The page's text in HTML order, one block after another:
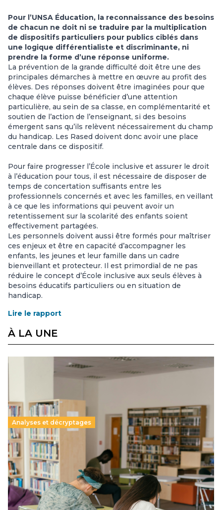
Pour l’UNSA Éducation, la reconnaissance des besoins
de chacun ne doit ni se traduire par la multiplication
de dispositifs particuliers pour publics ciblés dans
une logique différentialiste et discriminante, ni
prendre la forme d’une réponse uniforme.
La prévention de la grande difficulté doit être une des
principales démarches à mettre en œuvre au profit des
élèves. Des réponses doivent être imaginées pour que
chaque élève puisse bénéficier d’une attention
particulière, au sein de sa classe, en complémentarité et
soutien de l’action de l’enseignant, si des besoins
émergent sans qu’ils relèvent nécessairement du champ
du handicap. Les Rased doivent donc avoir une place
centrale dans ce dispositif.
Pour faire progresser l’École inclusive et assurer le droit
à l’éducation pour tous, il est nécessaire de disposer de
temps de concertation suffisants entre les
professionnels concernés et avec les familles, en veillant
à ce que les informations qui peuvent avoir un
retentissement sur la scolarité des enfants soient
effectivement partagées.
Les personnels doivent aussi être formés pour maîtriser
ces enjeux et être en capacité d’accompagner les
enfants, les jeunes et leur famille dans un cadre
bienveillant et protecteur. Il est primordial de ne pas
réduire le concept d’École inclusive aux seuls élèves à
besoins éducatifs particuliers ou en situation de
handicap.
Lire le rapport
À LA UNE
Analyses et décryptages
Supérieur privé : une dérive qui met à mal la
promesse républicaine
11 juillet 2026-
Le projet de loi sur la régulation de l’enseignement
supérieur privé met en lumière l’amplification d’un système
qui relègue l’acte pédagogique au superfétatoire, voire à…